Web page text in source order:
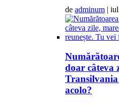
de adminum |
doar câteva
Transilvania
acolo?